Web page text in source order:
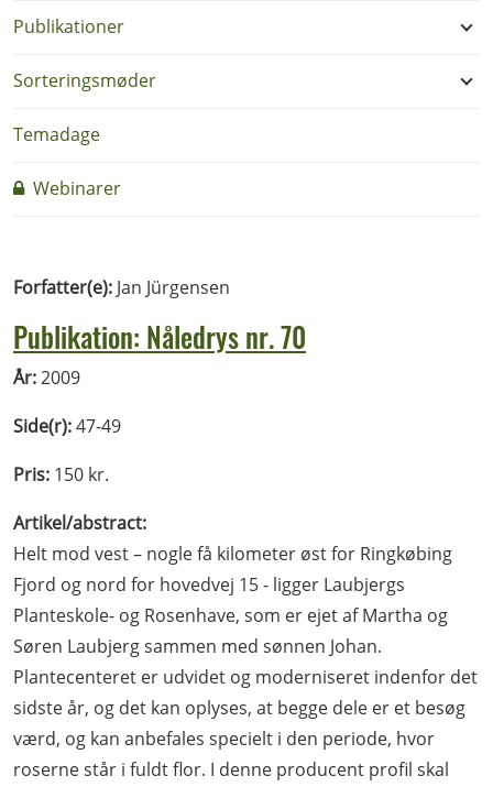
Publikationer
Sorteringsmøder
Temadage
Webinarer
Forfatter(e): Jan Jürgensen
Publikation: Nåledrys nr. 70
År:2009
Side(r):47-49
Pris: 150 kr.
Artikel/abstract:
Helt mod vest – nogle få kilometer øst for Ringkøbing
Fjord og nord for hovedvej 15 - ligger Laubjergs
Planteskole- og Rosenhave, som er ejet af Martha og
Søren Laubjerg sammen med sønnen Johan.
Plantecenteret er udvidet og moderniseret indenfor det
sidste år, og det kan oplyses, at begge dele er et besøg
værd, og kan anbefales specielt i den periode, hvor
roserne står i fuldt flor. I denne producent profil skal